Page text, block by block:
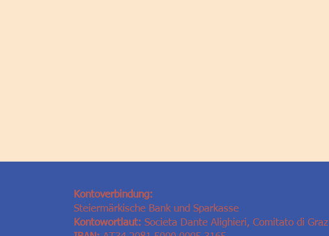
Kontoverbindung:
Steiermärkische Bank und Sparkasse
Kontowortlaut: Societa Dante Alighieri, Comitato di Graz